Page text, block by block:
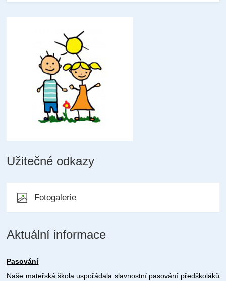
Užitečné odkazy
Fotogalerie
Aktuální informace
Pasování
Naše mateřská škola uspořádala slavnostní pasování předškoláků